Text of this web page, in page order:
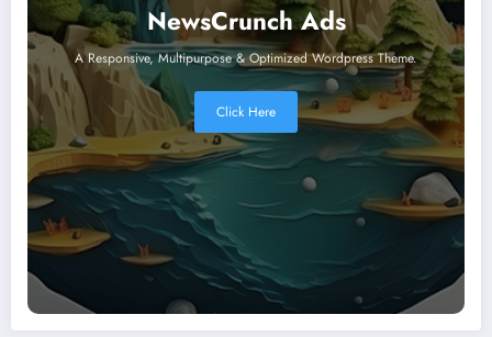
NewsCrunch Ads
A Responsive, Multipurpose & Optimized Wordpress Theme.
Click Here